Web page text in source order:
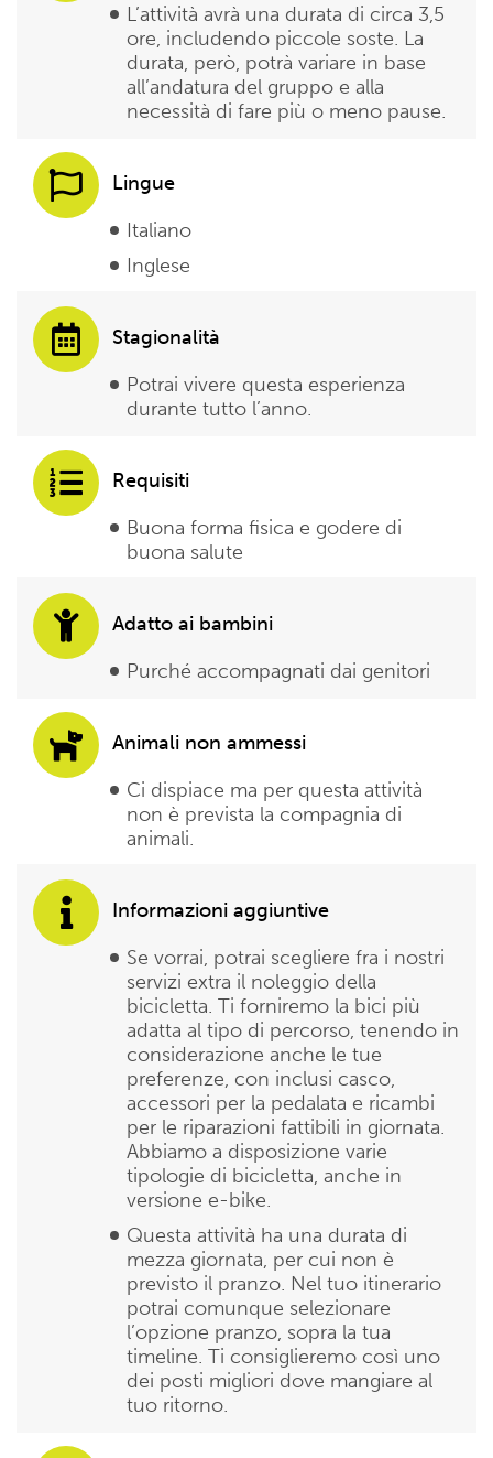
L’attività avrà una durata di circa 3,5
ore, includendo piccole soste. La
durata, però, potrà variare in base
all’andatura del gruppo e alla
necessità di fare più o meno pause.
Lingue
Italiano
Inglese
Stagionalità
Potrai vivere questa esperienza
durante tutto l’anno.
Requisiti
Buona forma fisica e godere di
buona salute
Adatto ai bambini
Purché accompagnati dai genitori
Animali non ammessi
Ci dispiace ma per questa attività
non è prevista la compagnia di
animali.
Informazioni aggiuntive
Se vorrai, potrai scegliere fra i nostri
servizi extra il noleggio della
bicicletta. Ti forniremo la bici più
adatta al tipo di percorso, tenendo in
considerazione anche le tue
preferenze, con inclusi casco,
accessori per la pedalata e ricambi
per le riparazioni fattibili in giornata.
Abbiamo a disposizione varie
tipologie di bicicletta, anche in
versione e-bike.
Questa attività ha una durata di
mezza giornata, per cui non è
previsto il pranzo. Nel tuo itinerario
potrai comunque selezionare
l’opzione pranzo, sopra la tua
timeline. Ti consiglieremo così uno
dei posti migliori dove mangiare al
tuo ritorno.